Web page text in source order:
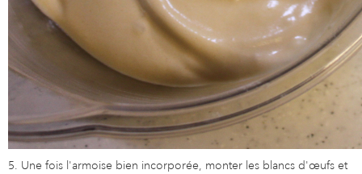
5. Une fois l'armoise bien incorporée, monter les blancs d'œufs et